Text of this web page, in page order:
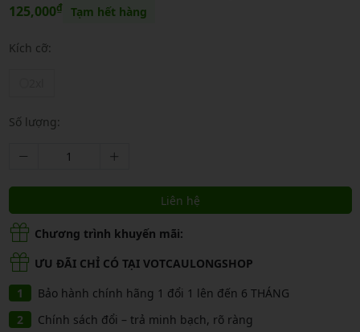
125,000₫ Tạm hết hàng
Kích cỡ:
Số lượng:
Liên hệ
Chương trình khuyến mãi:
ƯU ĐÃI CHỈ CÓ TẠI VOTCAULONGSHOP
Bảo hành chính hãng 1 đổi 1 lên đến 6 THÁNG
Chính sách đổi – trả minh bạch, rõ ràng